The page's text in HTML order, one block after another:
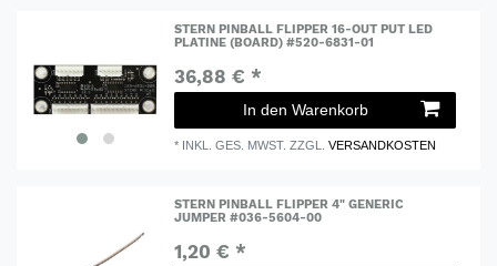
STERN PINBALL FLIPPER 16-OUT PUT LED
PLATINE (BOARD) #520-6831-01
36,88 € *
In den Warenkorb
* INKL. GES. MWST. ZZGL.VERSANDKOSTEN
STERN PINBALL FLIPPER 4" GENERIC
JUMPER #036-5604-00
1,20 € *